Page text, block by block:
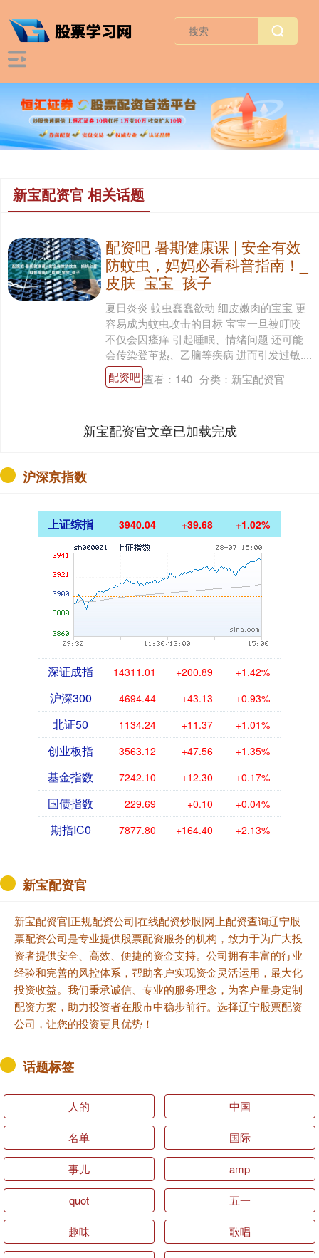
新宝配资官 相关话题
配资吧 暑期健康课 | 安全有效
防蚊虫，妈妈必看科普指南！_
皮肤_宝宝_孩子
夏日炎炎 蚊虫蠢蠢欲动 细皮嫩肉的宝宝 更
容易成为蚊虫攻击的目标 宝宝一旦被叮咬
不仅会因瘙痒 引起睡眠、情绪问题 还可能
会传染登革热、乙脑等疾病 进而引发过敏....
配资吧查看： 140 分类： 新宝配资官
新宝配资官文章已加载完成
沪深京指数
上证综指 3940.04 +39.68 +1.02%
深证成指 14311.01 +200.89 +1.42%
沪深300 4694.44 +43.13 +0.93%
北证50 1134.24 +11.37 +1.01%
创业板指 3563.12 +47.56 +1.35%
基金指数 7242.10 +12.30 +0.17%
国债指数 229.69 +0.10 +0.04%
期指IC0 7877.80 +164.40 +2.13%
新宝配资官
新宝配资官|正规配资公司|在线配资炒股|网上配资查询辽宁股
票配资公司是专业提供股票配资服务的机构，致力于为广大投
资者提供安全、高效、便捷的资金支持。公司拥有丰富的行业
经验和完善的风控体系，帮助客户实现资金灵活运用，最大化
投资收益。我们秉承诚信、专业的服务理念，为客户量身定制
配资方案，助力投资者在股市中稳步前行。选择辽宁股票配资
公司，让您的投资更具优势！
话题标签
人的 中国
名单 国际
事儿 amp
quot 五一
趣味 歌唱